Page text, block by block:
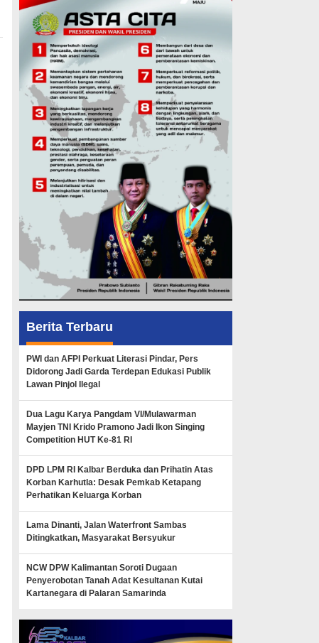
Berita Terbaru
PWI dan AFPI Perkuat Literasi Pindar, Pers
Didorong Jadi Garda Terdepan Edukasi Publik
Lawan Pinjol Ilegal
Dua Lagu Karya Pangdam VI/Mulawarman
Mayjen TNI Krido Pramono Jadi Ikon Singing
Competition HUT Ke-81 RI
DPD LPM RI Kalbar Berduka dan Prihatin Atas
Korban Karhutla: Desak Pemkab Ketapang
Perhatikan Keluarga Korban
Lama Dinanti, Jalan Waterfront Sambas
Ditingkatkan, Masyarakat Bersyukur
NCW DPW Kalimantan Soroti Dugaan
Penyerobotan Tanah Adat Kesultanan Kutai
Kartanegara di Palaran Samarinda